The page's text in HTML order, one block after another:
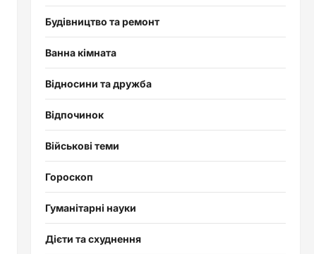
Будівництво та ремонт
Ванна кімната
Відносини та дружба
Відпочинок
Військові теми
Гороскоп
Гуманітарні науки
Дієти та схуднення